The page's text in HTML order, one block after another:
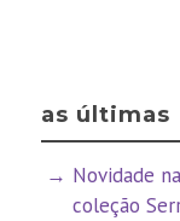
as últimas
Novidade
coleção